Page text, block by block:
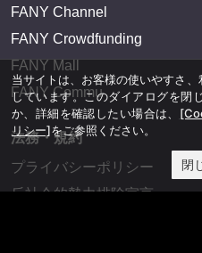
FANY Channel
FANY Crowdfunding
FANY Mall
FANY Commu
法務・規約
プライバシーポリシー
反社会的勢力排除宣言
当サイトは、お客様の使いやすさ
しています。このダイアログを閉
か、詳細を確認したい場合は、
リシー]をご参照ください。
閉